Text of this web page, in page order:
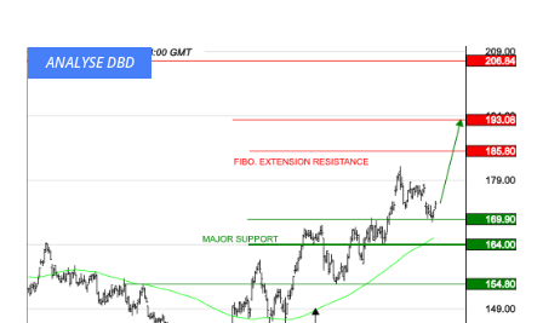
ANALYSE DBD